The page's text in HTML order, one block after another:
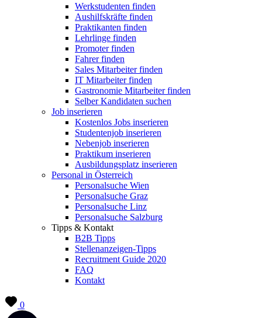
Werkstudenten finden
Aushilfskräfte finden
Praktikanten finden
Lehrlinge finden
Promoter finden
Fahrer finden
Sales Mitarbeiter finden
IT Mitarbeiter finden
Gastronomie Mitarbeiter finden
Selber Kandidaten suchen
Job inserieren
Kostenlos Jobs inserieren
Studentenjob inserieren
Nebenjob inserieren
Praktikum inserieren
Ausbildungsplatz inserieren
Personal in Österreich
Personalsuche Wien
Personalsuche Graz
Personalsuche Linz
Personalsuche Salzburg
Tipps & Kontakt
B2B Tipps
Stellenanzeigen-Tipps
Recruitment Guide 2020
FAQ
Kontakt
0